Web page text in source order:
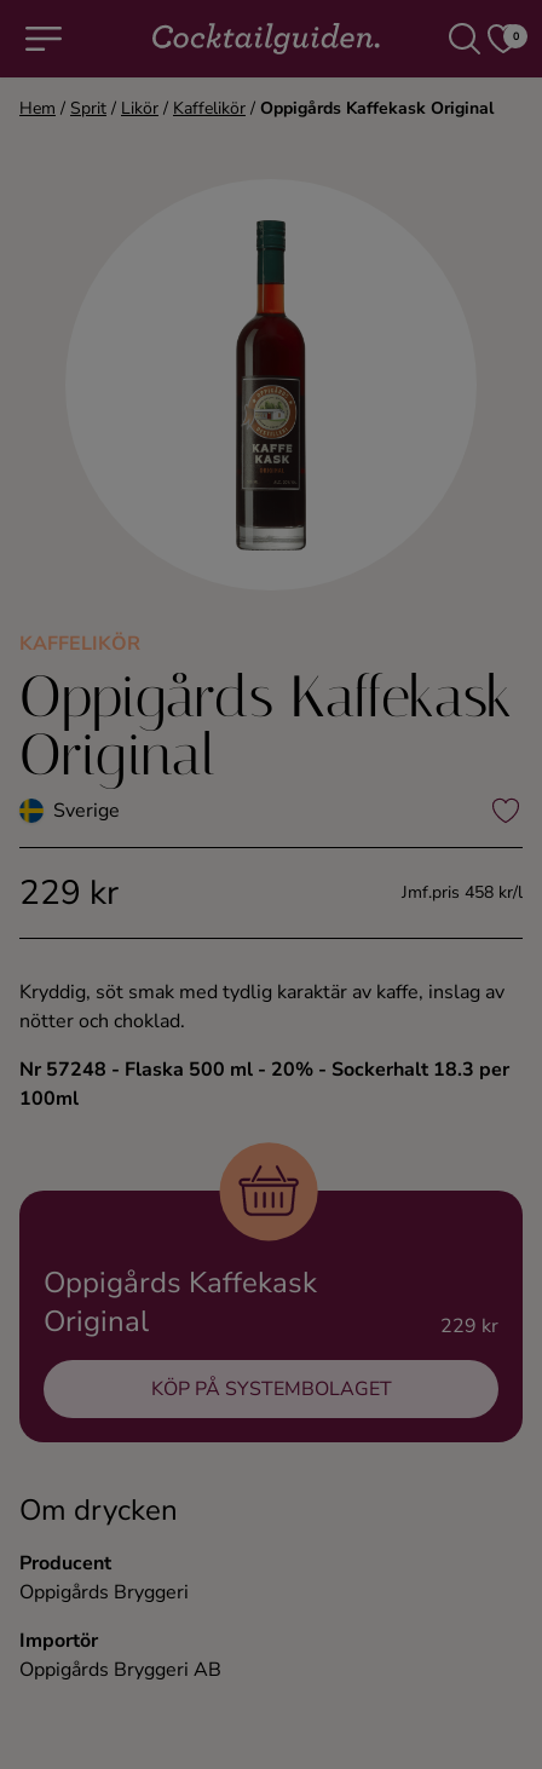
0
Alla cocktails & drinkar
Konjak
Likör
Rom
Tequila
Hem / Sprit / Likör / Kaffelikör / Oppigårds Kaffekask Original
KAFFELIKÖR
Oppigårds Kaffekask
Original
Sverige
229 kr Jmf.pris 458 kr/l
Kryddig, söt smak med tydlig karaktär av kaffe, inslag av
nötter och choklad.
Nr 57248 - Flaska 500 ml - 20% - Sockerhalt 18.3 per
100ml
Om drycken
Producent
Oppigårds Bryggeri
Importör
Oppigårds Bryggeri AB
Oppigårds Kaffekask
Original
229 kr
KÖP PÅ SYSTEMBOLAGET